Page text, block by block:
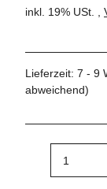
inkl. 19% USt. ,
Lieferzeit: 7 - 9
abweichend)